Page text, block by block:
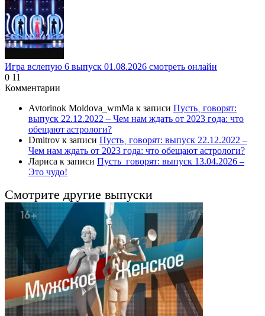
Игра вслепую 6 выпуск 01.08.2026 смотреть онлайн
0 11
Комментарии
Avtorinok Moldova_wmMa к записи Пусть˲ говорят:
выпуск 22.12.2022 – Чем нам ждать от 2023 года: что
обещают астрологи?
Dmitrov к записи Пусть˲ говорят: выпуск 22.12.2022 –
Чем нам ждать от 2023 года: что обещают астрологи?
Лариса к записи Пусть_говорят: выпуск 13.04.2026 –
Это чудо!
Смотрите другие выпуски